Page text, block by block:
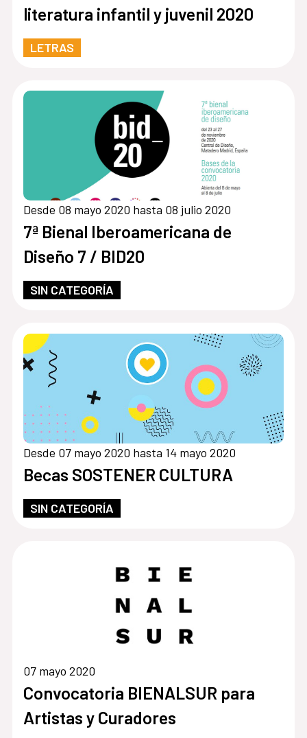
literatura infantil y juvenil 2020
LETRAS
Desde 08 mayo 2020 hasta 08 julio 2020
7ª Bienal Iberoamericana de
Diseño 7 / BID20
SIN CATEGORÍA
Desde 07 mayo 2020 hasta 14 mayo 2020
Becas SOSTENER CULTURA
SIN CATEGORÍA
07 mayo 2020
Convocatoria BIENALSUR para
Artistas y Curadores